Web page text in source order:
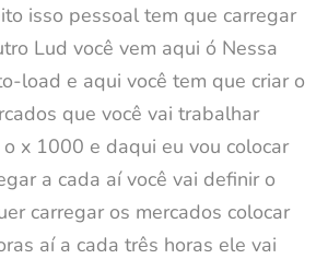
isso pessoal tem que carregar
Lud você vem aqui ó Nessa
load e aqui você tem que criar o
que você vai trabalhar
x 1000 e daqui eu vou colocar
a cada aí você vai definir o
carregar os mercados colocar
aí a cada três horas ele vai